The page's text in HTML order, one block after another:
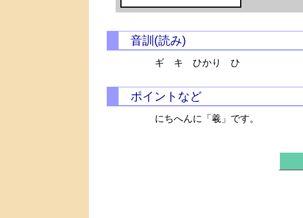
音訓(読み)
ギ キ ひかり ひ
ポイントなど
にちへんに「羲」です。